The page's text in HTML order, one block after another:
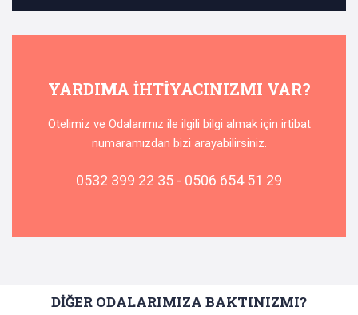
YARDIMA IHTIYACINIZMI VAR?
Otelimiz ve Odalarımız ile ilgili bilgi almak için irtibat
numaramızdan bizi arayabilirsiniz.
0532 399 22 35 - 0506 654 51 29
DİĞER ODALARIMIZA BAKTINIZMI?